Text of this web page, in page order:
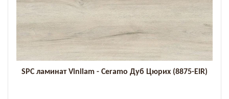
SPC ламинат Vinilam - Ceramo Дуб Цюрих (8875-EIR)